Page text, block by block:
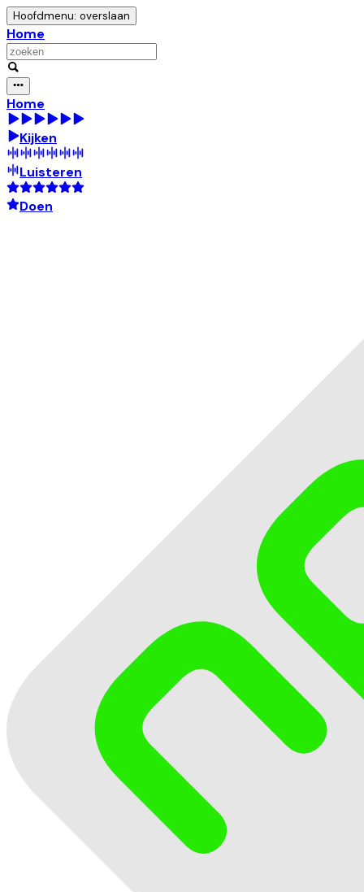
Hoofdmenu: overslaan
Home
Home
Kijken
Luisteren
Doen